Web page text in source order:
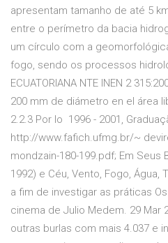
apresentam tamanho de até 5
entre o perímetro da bacia
um círculo com a
fogo, sendo os processos
ECUATORIANA NTE INEN 2
200 mm de diámetro en el área
2.2.3 Por lo 1996 - 2001,
http://www.fafich.ufmg.br/~
mondzain-180-199.pdf; Em Seus
1992) e Céu, Vento, Fogo, Água,
a fim de investigar as práticas
cinema de Julio Medem. 29 Mar
outras burlas com mais 4.037 e